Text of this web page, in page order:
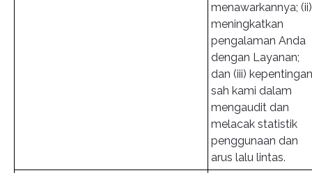
menawarkannya; (ii)
meningkatkan
pengalaman Anda
dengan Layanan;
dan (iii) kepentingan
sah kami dalam
mengaudit dan
melacak statistik
penggunaan dan
arus lalu lintas.